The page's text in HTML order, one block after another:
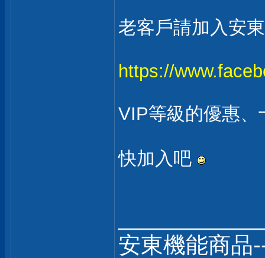
老客戶請加入安
https://
VIP等級的優惠、
快加入吧
安東機能商品